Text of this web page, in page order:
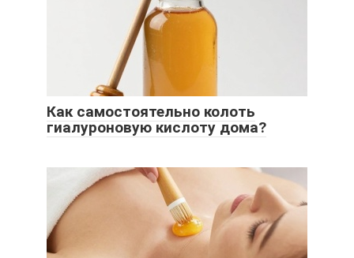
Как самостоятельно колоть
гиалуроновую кислоту дома?